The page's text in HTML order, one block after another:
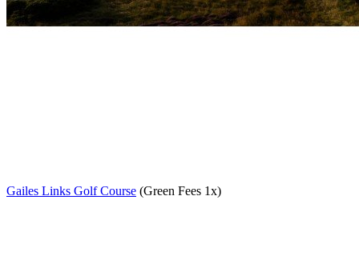
Gailes Links Golf Course (Green Fees 1x)